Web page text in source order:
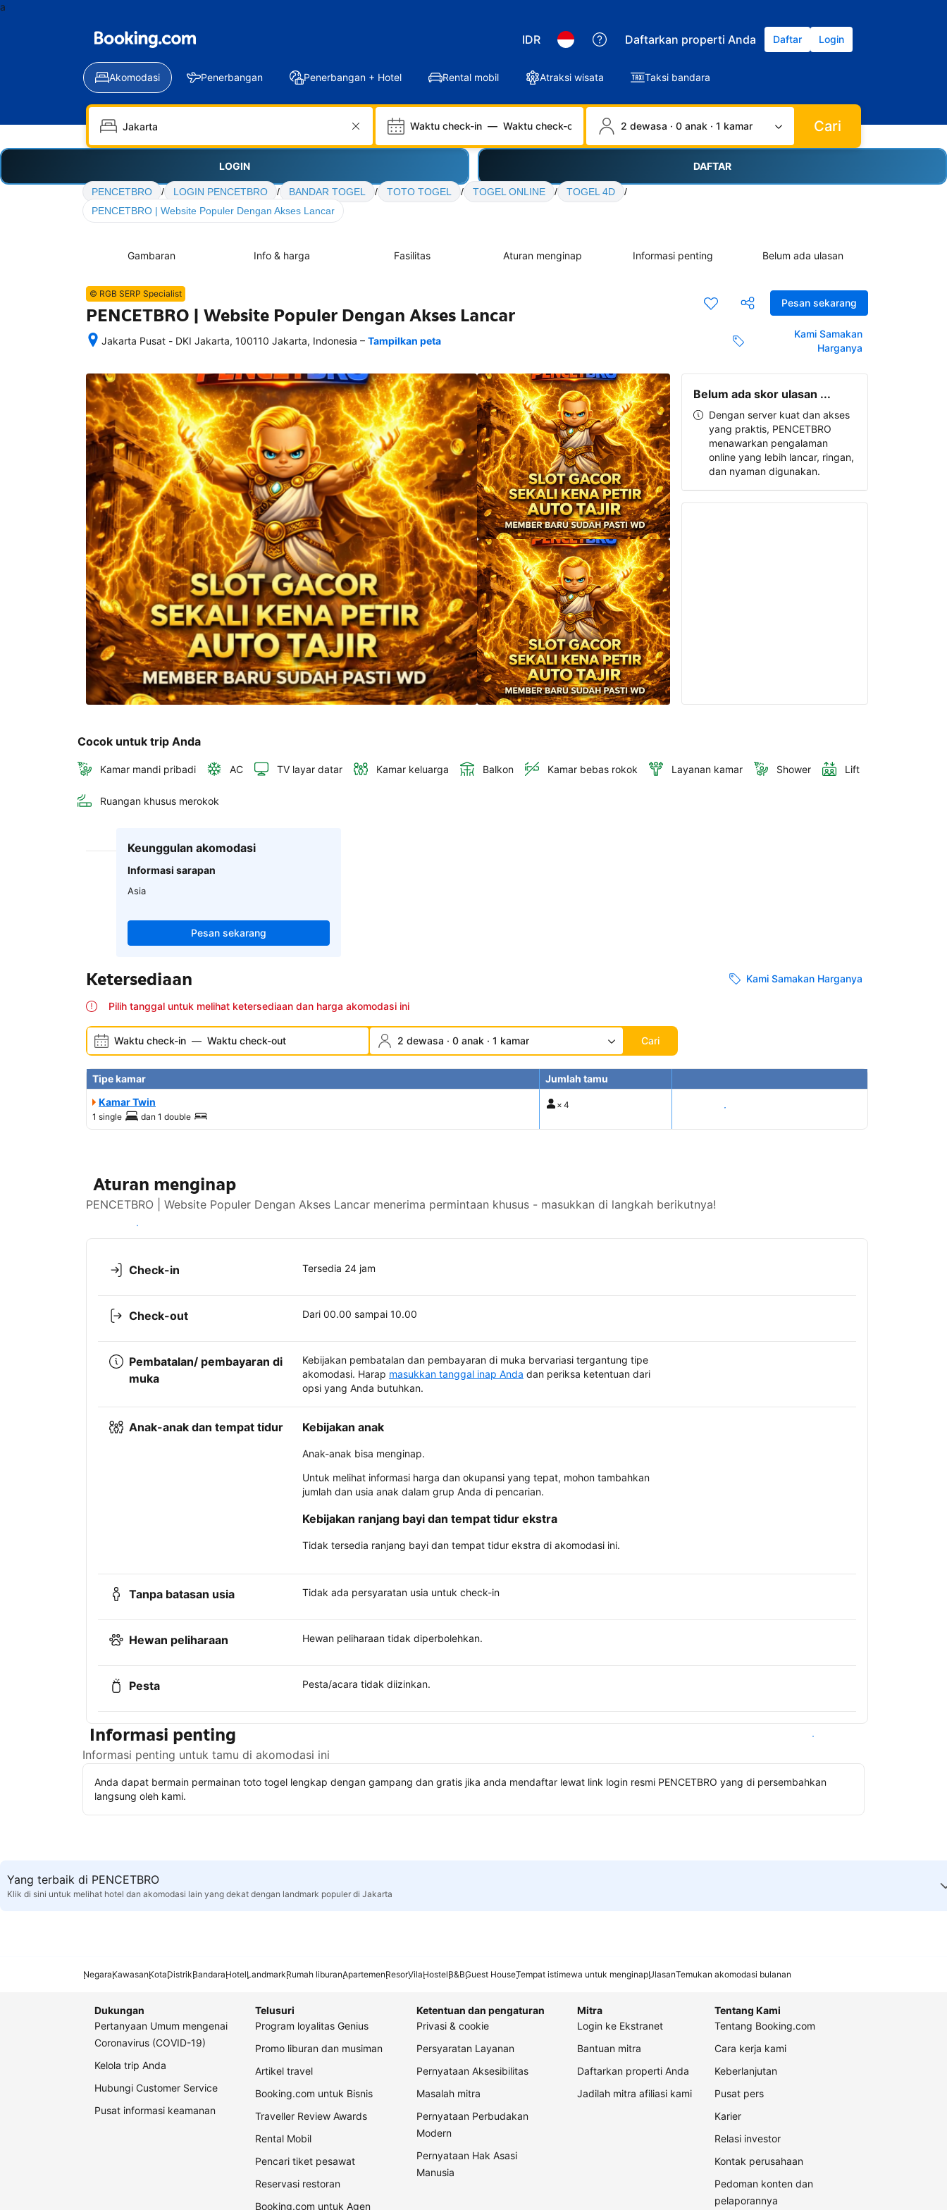
a
IDR Daftarkan properti Anda Daftar Login
Akomodasi Penerbangan Penerbangan + Hotel Rental mobil Atraksi wisata Taksi bandara
Waktu check-in — Waktu check-out 2 dewasa · 0 anak · 1 kamar Cari
LOGIN DAFTAR
PENCETBRO / LOGIN PENCETBRO / BANDAR TOGEL / TOTO TOGEL / TOGEL ONLINE / TOGEL 4D
/
PENCETBRO | Website Populer Dengan Akses Lancar
Gambaran Info & harga Fasilitas Aturan menginap Informasi penting Belum ada ulasan
Pesan sekarang
Kami Samakan
Harganya
© RGB SERP Specialist
PENCETBRO | Website Populer Dengan Akses Lancar
Jakarta Pusat - DKI Jakarta, 100110 Jakarta, Indonesia
semua
rincian
akomodasi
termasuk
nomor
telepon
dan
alamat
akan
disertakan
dalam
konfirmasi
pemesanan
dan
akun
Anda.
– Tampilkan peta
Belum ada skor ulasan ...
Dengan server kuat dan akses
yang praktis, PENCETBRO
menawarkan pengalaman
online yang lebih lancar, ringan,
dan nyaman digunakan.
Cocok untuk trip Anda
Kamar mandi pribadi AC TV layar datar Kamar keluarga Balkon Kamar bebas rokok Layanan kamar Shower Lift
Ruangan khusus merokok
Keunggulan akomodasi
Informasi sarapan
Asia
Pesan sekarang
Ketersediaan Kami Samakan Harganya
Pilih tanggal untuk melihat ketersediaan dan harga akomodasi ini
Waktu check-in — Waktu check-out 2 dewasa · 0 anak · 1 kamar Cari
Tipe kamar
Jumlah tamu
Kamar Twin
1 single dan 1 double
× 4 Tampilkan harga
Aturan menginap
PENCETBRO | Website Populer Dengan Akses Lancar menerima permintaan khusus - masukkan di langkah berikutnya!
Lihat ketersediaan
Check-in Tersedia 24 jam
Check-out Dari 00.00 sampai 10.00
Pembatalan/ pembayaran di
muka
Kebijakan pembatalan dan pembayaran di muka bervariasi tergantung tipe
akomodasi. Harap masukkan tanggal inap Anda dan periksa ketentuan dari
opsi yang Anda butuhkan.
Anak-anak dan tempat tidur Kebijakan anak
Anak-anak bisa menginap.
Untuk melihat informasi harga dan okupansi yang tepat, mohon tambahkan
jumlah dan usia anak dalam grup Anda di pencarian.
Kebijakan ranjang bayi dan tempat tidur ekstra
Tidak tersedia ranjang bayi dan tempat tidur ekstra di akomodasi ini.
Tanpa batasan usia Tidak ada persyaratan usia untuk check-in
Hewan peliharaan Hewan peliharaan tidak diperbolehkan.
Pesta Pesta/acara tidak diizinkan.
Informasi penting
Informasi penting untuk tamu di akomodasi ini
Lihat ketersediaan
Anda dapat bermain permainan toto togel lengkap dengan gampang dan gratis jika anda mendaftar lewat link login resmi PENCETBRO yang di persembahkan
langsung oleh kami.
Yang terbaik di PENCETBRO
Klik di sini untuk melihat hotel dan akomodasi lain yang dekat dengan landmark populer di Jakarta
NegaraKawasanKotaDistrikBandaraHotelLandmarkRumah liburanApartemenResorVilaHostelB&BGuest HouseTempat istimewa untuk menginapUlasanTemukan akomodasi bulanan
Dukungan
Pertanyaan Umum mengenai
Coronavirus (COVID-19)
Kelola trip Anda
Hubungi Customer Service
Pusat informasi keamanan
Telusuri
Program loyalitas Genius
Promo liburan dan musiman
Artikel travel
Booking.com untuk Bisnis
Traveller Review Awards
Rental Mobil
Pencari tiket pesawat
Reservasi restoran
Booking.com untuk Agen
Ketentuan dan pengaturan
Privasi & cookie
Persyaratan Layanan
Pernyataan Aksesibilitas
Masalah mitra
Pernyataan Perbudakan
Modern
Pernyataan Hak Asasi
Manusia
Mitra
Login ke Ekstranet
Bantuan mitra
Daftarkan properti Anda
Jadilah mitra afiliasi kami
Tentang Kami
Tentang Booking.com
Cara kerja kami
Keberlanjutan
Pusat pers
Karier
Relasi investor
Kontak perusahaan
Pedoman konten dan
pelaporannya